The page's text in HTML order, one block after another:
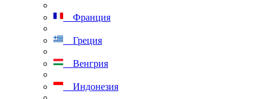
Франция
Греция
Венгрия
Индонезия